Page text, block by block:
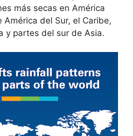
más secas en América
América del Sur, el Caribe,
y partes del sur de Asia.